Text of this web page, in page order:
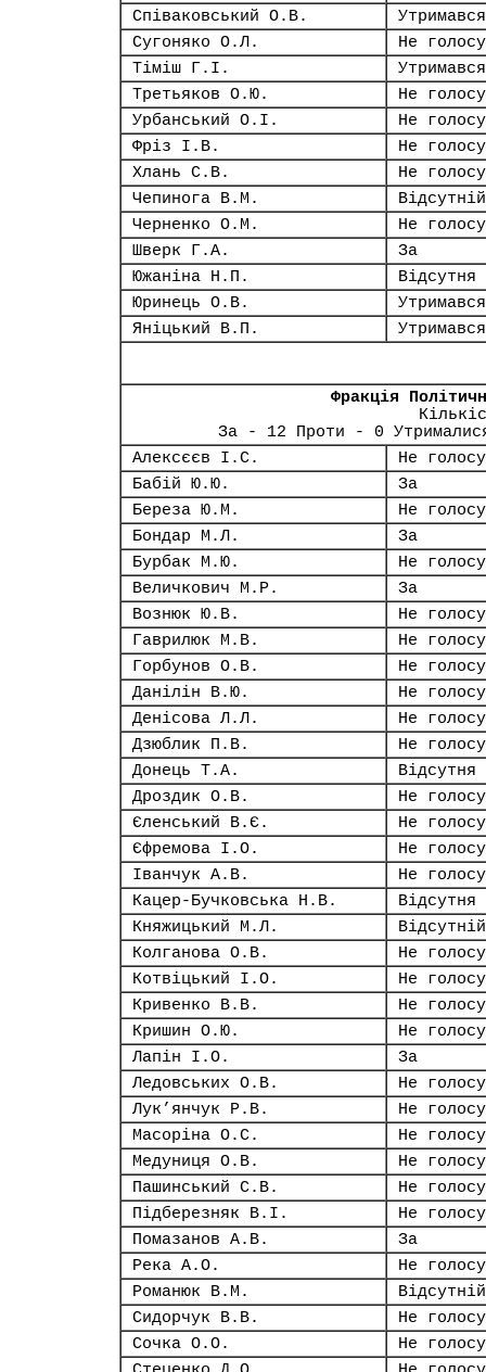
Співаковський О.В.
Утримався
Сугоняко О.Л.
Не
Тіміш Г.І.
Утримався
Третьяков О.Ю.
Не
Урбанський О.І.
Не
Фріз І.В.
Не
Хлань С.В.
Не
Чепинога В.М.
Відсутній
Черненко О.М.
Не
Шверк Г.А.
За
Южаніна Н.П.
Відсутня
Юринець О.В.
Утримався
Яніцький В.П.
Утримався
Фракція
За - 12 Проти - 0
Алексєєв І.С.
Не
Бабій Ю.Ю.
За
Береза Ю.М.
Не
Бондар М.Л.
За
Бурбак М.Ю.
Не
Величкович М.Р.
За
Вознюк Ю.В.
Не
Гаврилюк М.В.
Не
Горбунов О.В.
Не
Данілін В.Ю.
Не
Денісова Л.Л.
Не
Дзюблик П.В.
Не
Донець Т.А.
Відсутня
Дроздик О.В.
Не
Єленський В.Є.
Не
Єфремова І.О.
Не
Іванчук А.В.
Не
Кацер-Бучковська Н.В.
Відсутня
Княжицький М.Л.
Відсутній
Колганова О.В.
Не
Котвіцький І.О.
Не
Кривенко В.В.
Не
Кришин О.Ю.
Не
Лапін І.О.
За
Ледовських О.В.
Не
Лук’янчук Р.В.
Не
Масоріна О.С.
Не
Медуниця О.В.
Не
Пашинський С.В.
Не
Підберезняк В.І.
Не
Помазанов А.В.
За
Река А.О.
Не
Романюк В.М.
Відсутній
Сидорчук В.В.
Не
Сочка О.О.
Не